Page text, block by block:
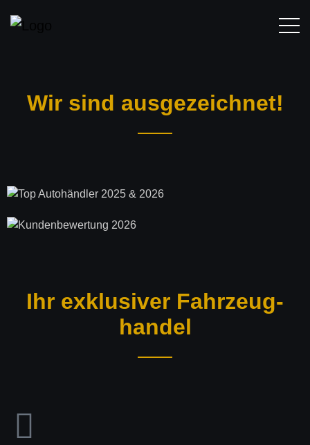
Wir sind ausgezeichnet!
Ihr exklusiver Fahr­zeug­
handel